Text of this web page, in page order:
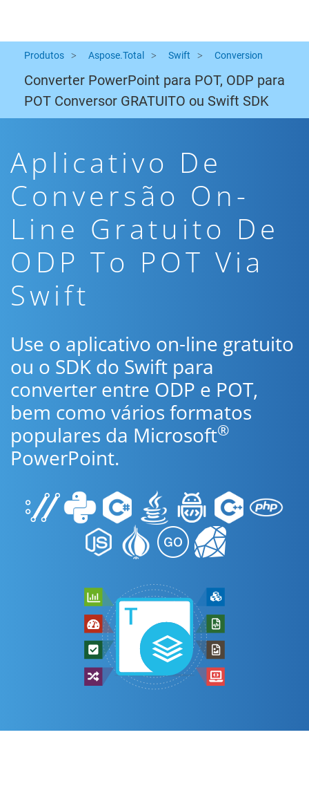
Produtos Aspose.Total Swift Conversion
Converter PowerPoint para POT, ODP para
POT Conversor GRATUITO ou Swift SDK
Aplicativo De
Conversão On-
Line Gratuito De
ODP To POT Via
Swift
Use o aplicativo on-line gratuito
ou o SDK do Swift para
converter entre ODP e POT,
bem como vários formatos
populares da Microsoft®
PowerPoint.